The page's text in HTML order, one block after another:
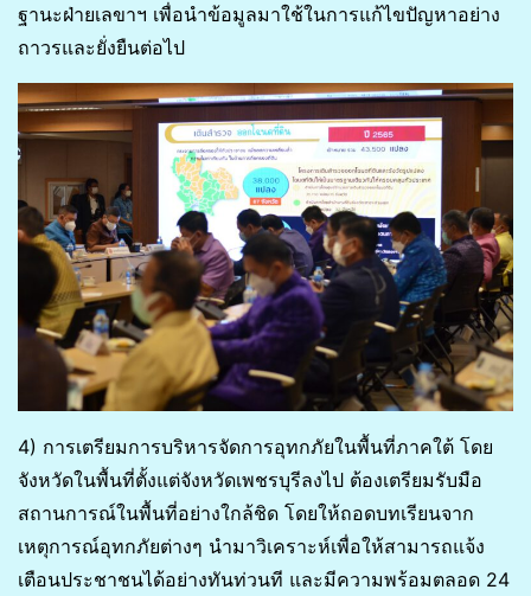
ฐานะฝ่ายเลขาฯ เพื่อนำข้อมูลมาใช้ในการแก้ไขปัญหาอย่าง
ถาวรและยั่งยืนต่อไป
4) การเตรียมการบริหารจัดการอุทกภัยในพื้นที่ภาคใต้ โดย
จังหวัดในพื้นที่ตั้งแต่จังหวัดเพชรบุรีลงไป ต้องเตรียมรับมือ
สถานการณ์ในพื้นที่อย่างใกล้ชิด โดยให้ถอดบทเรียนจาก
เหตุการณ์อุทกภัยต่างๆ นำมาวิเคราะห์เพื่อให้สามารถแจ้ง
เตือนประชาชนได้อย่างทันท่วนที และมีความพร้อมตลอด 24